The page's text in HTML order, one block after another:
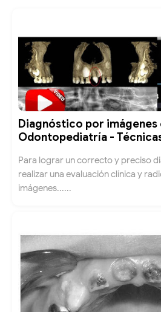
Diagnóstico por imágenes
Odontopediatría -
Para lograr un correcto y preciso
realizar una evaluación clínica y
imágenes......